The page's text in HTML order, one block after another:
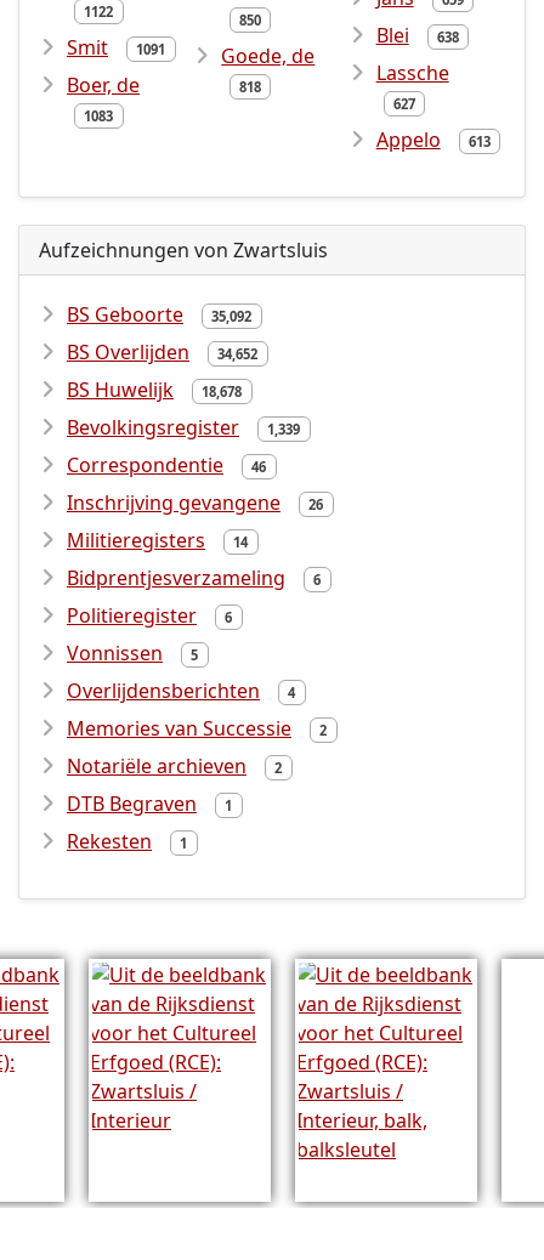
1122
Smit 1091
Boer, de
1083
850
Goede, de
818
Blei 638
Lassche
627
Appelo 613
Aufzeichnungen von Zwartsluis
BS Geboorte 35,092
BS Overlijden 34,652
BS Huwelijk 18,678
Bevolkingsregister 1,339
Correspondentie 46
Inschrijving gevangene 26
Militieregisters 14
Bidprentjesverzameling 6
Politieregister 6
Vonnissen 5
Overlijdensberichten 4
Memories van Successie 2
Notariële archieven 2
DTB Begraven 1
Rekesten 1